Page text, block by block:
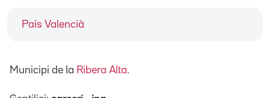
País Valencià
Municipi de la Ribera Alta.